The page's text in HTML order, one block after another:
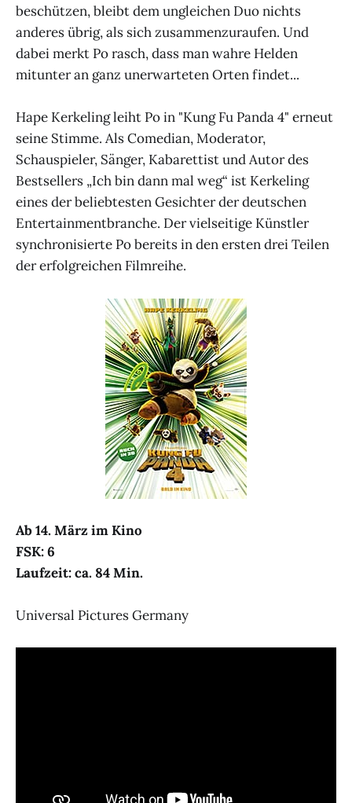
beschützen, bleibt dem ungleichen Duo nichts
anderes übrig, als sich zusammenzuraufen. Und
dabei merkt Po rasch, dass man wahre Helden
mitunter an ganz unerwarteten Orten findet...
Hape Kerkeling leiht Po in "Kung Fu Panda 4" erneut
seine Stimme. Als Comedian, Moderator,
Schauspieler, Sänger, Kabarettist und Autor des
Bestsellers „Ich bin dann mal weg“ ist Kerkeling
eines der beliebtesten Gesichter der deutschen
Entertainmentbranche. Der vielseitige Künstler
synchronisierte Po bereits in den ersten drei Teilen
der erfolgreichen Filmreihe.
Ab 14. März im Kino
FSK: 6
Laufzeit: ca. 84 Min.
Universal Pictures Germany